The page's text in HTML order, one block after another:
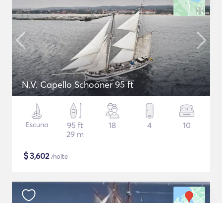
N.V. Capello Schooner 95 ft
Escuna
95 ft
29 m
18 4 10
$3,602/noite